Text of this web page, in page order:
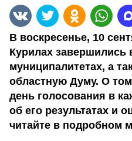
В воскресенье, 10
Курилах завершились
муниципалитетах, а
областную Думу. О
день голосования в
об его результатах и
читайте в подробном